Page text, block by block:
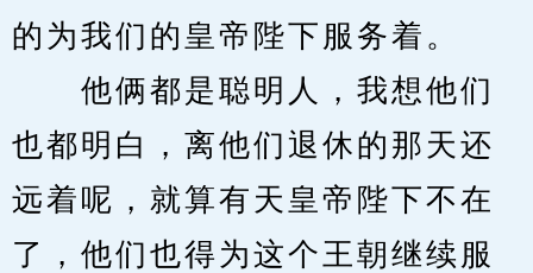
的为我们的皇帝陛下服务着。
他俩都是聪明人，我想他们
也都明白，离他们退休的那天还
远着呢，就算有天皇帝陛下不在
了，他们也得为这个王朝继续服